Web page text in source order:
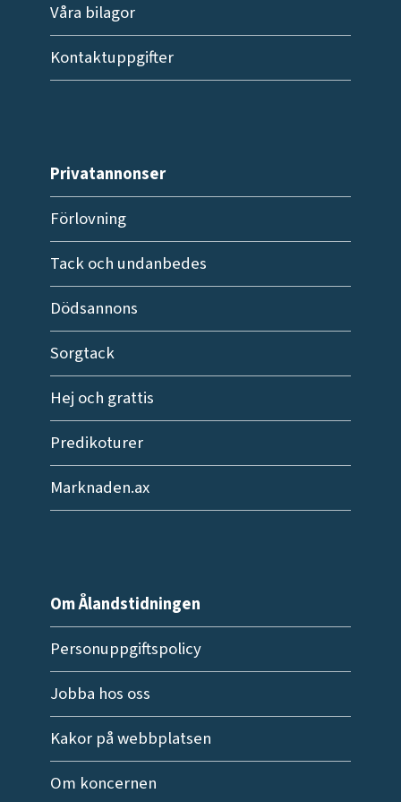
Våra bilagor
Kontaktuppgifter
Privatannonser
Förlovning
Tack och undanbedes
Dödsannons
Sorgtack
Hej och grattis
Predikoturer
Marknaden.ax
Om Ålandstidningen
Personuppgiftspolicy
Jobba hos oss
Kakor på webbplatsen
Om koncernen